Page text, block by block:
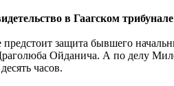
в Гаагском
защита бывшего
Ойданича. А по делу
часов.